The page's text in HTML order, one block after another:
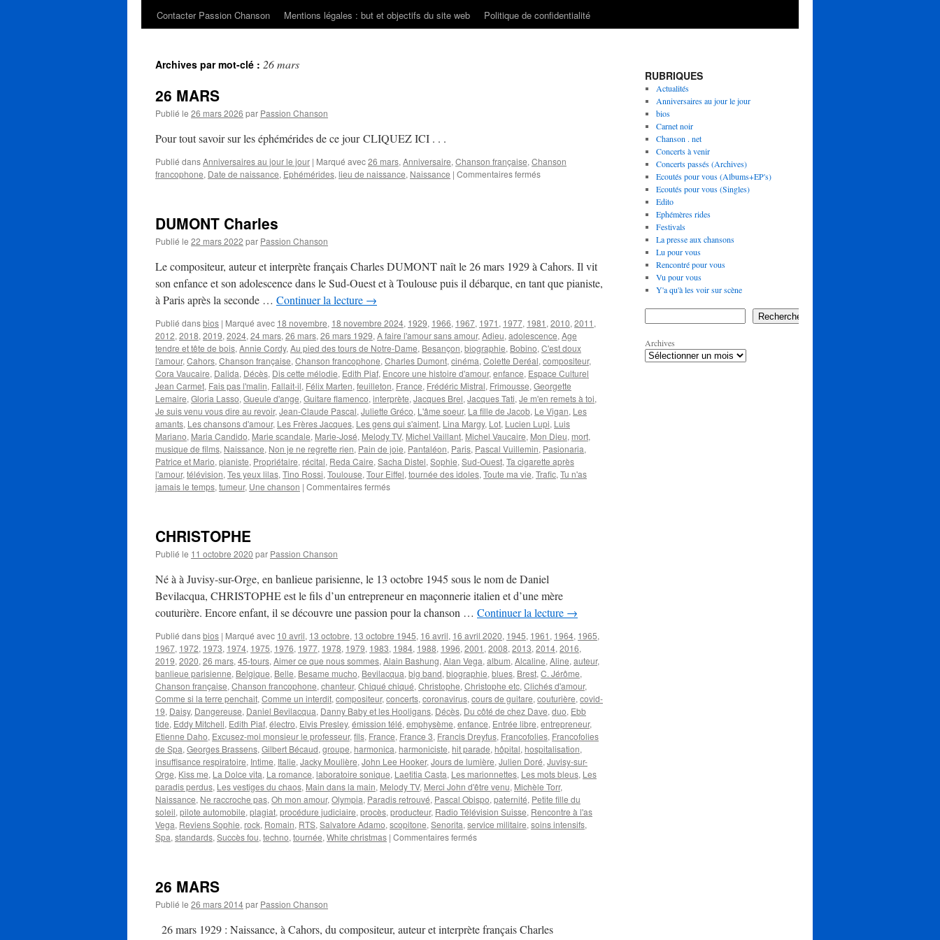
Contacter Passion Chanson
Mentions légales : but et objectifs du site web Politique de confidentialité
Archives par mot-clé : 26 mars
26 MARS
Publié le 26 mars 2026 par Passion Chanson
Pour tout savoir sur les éphémérides de ce jour CLIQUEZ ICI . . .
Publié dansAnniversaires au jour le jour | Marqué avec26 mars, Anniversaire, Chanson française, Chanson
francophone, Date de naissance, Ephémérides, lieu de naissance, Naissance | Commentaires ferméssur
DUMONT Charles
Publié le 22 mars 2022 par Passion Chanson
Le compositeur, auteur et interprète français Charles DUMONT naît le 26 mars 1929 à Cahors. Il vit
son enfance et son adolescence dans le Sud-Ouest et à Toulouse puis il débarque, en tant que pianiste,
à Paris après la seconde … Continuer la lecture →
Publié dansbios | Marqué avec 18 novembre, 18 novembre 2024, 1929, 1966, 1967, 1971 , 1977, 1981 , 2010, 2011 ,
2012, 2018, 2019, 2024, 24 mars, 26 mars, 26 mars 1929, A faire l'amour sans amour, Adieu, adolescence, Age
tendre et tête de bois, Annie Cordy, Au pied des tours de Notre-Dame, Besançon, biographie, Bobino, C'est doux
l'amour, Cahors, Chanson française, Chanson francophone, Charles Dumont, cinéma, Colette Deréal, compositeur,
Cora Vaucaire, Dalida, Décès, Dis cette mélodie, Edith Piaf, Encore une histoire d'amour, enfance, Espace Culturel
Jean Carmet, Fais pas l'malin, Fallait-il, Félix Marten, feuilleton, France, Frédéric Mistral, Frimousse, Georgette
Lemaire, Gloria Lasso, Gueule d'ange, Guitare flamenco, interprète, Jacques Brel, Jacques Tati, Je m'en remets à toi,
Je suis venu vous dire au revoir, Jean-Claude Pascal, Juliette Gréco, L'âme soeur, La fille de Jacob, Le Vigan, Les
amants, Les chansons d'amour, Les Frères Jacques, Les gens qui s'aiment, Lina Margy, Lot, Lucien Lupi, Luis
Mariano, Maria Candido, Marie scandale, Marie-José, Melody TV, Michel Vaillant, Michel Vaucaire, Mon Dieu, mort,
musique de films, Naissance, Non je ne regrette rien, Pain de joie, Pantaléon, Paris, Pascal Vuillemin, Pasionaria,
Patrice et Mario, pianiste, Propriétaire, récital, Reda Caire, Sacha Distel, Sophie, Sud-Ouest, Ta cigarette après
l'amour, télévision, Tes yeux lilas, Tino Rossi, Toulouse, Tour Eiffel, tournée des idoles, Toute ma vie, Trafic, Tu n'as
jamais le temps, tumeur, Une chanson | Commentaires ferméssur
CHRISTOPHE
Publié le 11 octobre 2020 par Passion Chanson
Né à à Juvisy-sur-Orge, en banlieue parisienne, le 13 octobre 1945 sous le nom de Daniel
Bevilacqua, CHRISTOPHE est le fils d’un entrepreneur en maçonnerie italien et d’une mère
couturière. Encore enfant, il se découvre une passion pour la chanson … Continuer la lecture →
Publié dansbios | Marqué avec 10 avril, 13 octobre, 13 octobre 1945, 16 avril, 16 avril 2020, 1945, 1961 , 1964, 1965,
1967, 1972, 1973, 1974, 1975, 1976, 1977, 1978, 1979, 1983, 1984, 1988, 1996, 2001 , 2008, 2013, 2014, 2016,
2019, 2020, 26 mars, 45-tours, Aimer ce que nous sommes, Alain Bashung, Alan Vega, album, Alcaline, Aline, auteur,
banlieue parisienne, Belgique, Belle, Besame mucho, Bevilacqua, big band, biographie, blues, Brest, C. Jérôme,
Chanson française, Chanson francophone, chanteur, Chiqué chiqué, Christophe, Christophe etc, Clichés d'amour,
Comme si la terre penchait, Comme un interdit, compositeur, concerts, coronavirus, cours de guitare, couturière, covid-
19, Daisy, Dangereuse, Daniel Bevilacqua, Danny Baby et les Hooligans, Décès, Du côté de chez Dave, duo, Ebb
tide, Eddy Mitchell, Edith Piaf, électro, Elvis Presley, émission télé, emphysème, enfance, Entrée libre, entrepreneur,
Etienne Daho, Excusez-moi monsieur le professeur, fils, France, France 3, Francis Dreyfus, Francofolies, Francofolies
de Spa, Georges Brassens, Gilbert Bécaud, groupe, harmonica, harmoniciste, hit parade, hôpital, hospitalisation,
insuffisance respiratoire, Intime, Italie, Jacky Moulière, John Lee Hooker, Jours de lumière, Julien Doré, Juvisy-sur-
Orge, Kiss me, La Dolce vita, La romance, laboratoire sonique, Laetitia Casta, Les marionnettes, Les mots bleus, Les
paradis perdus, Les vestiges du chaos, Main dans la main, Melody TV, Merci John d'être venu, Michèle Torr,
Naissance, Ne raccroche pas, Oh mon amour, Olympia, Paradis retrouvé, Pascal Obispo, paternité, Petite fille du
soleil, pilote automobile, plagiat, procédure judiciaire, procès, producteur, Radio Télévision Suisse, Rencontre à l'as
Vega, Reviens Sophie, rock, Romain, RTS, Salvatore Adamo, scopitone, Senorita, service militaire, soins intensifs,
Spa, standards, Succès fou, techno, tournée, White christmas | Commentaires ferméssur
26 MARS
Publié le 26 mars 2014par Passion Chanson
26 mars 1929 : Naissance, à Cahors, du compositeur, auteur et interprète français Charles
RUBRIQUES
Actualités
Anniversaires au jour le jour
bios
Carnet noir
Chanson . net
Concerts à venir
Concerts passés (Archives)
Ecoutés pour vous (Albums+EP's)
Ecoutés pour vous (Singles)
Edito
Ephémères rides
Festivals
La presse aux chansons
Lu pour vous
Rencontré pour vous
Vu pour vous
Y'a qu'à les voir sur scène
Rechercher
Archives